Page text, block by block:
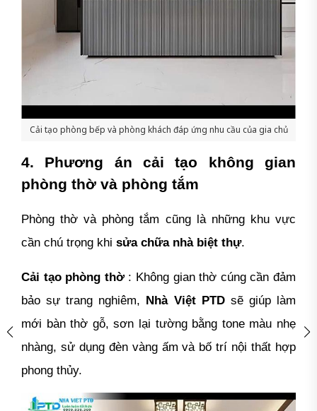
Cải tạo phòng bếp và phòng khách đáp ứng nhu cầu của gia chủ
4. Phương án cải tạo không gian
phòng thờ và phòng tắm
Phòng thờ và phòng tắm cũng là những khu vực
cần chú trọng khi sửa chữa nhà biệt thự.
Cải tạo phòng thờ : Không gian thờ cúng cần đảm
bảo sự trang nghiêm, Nhà Việt PTDsẽ giúp làm
mới bàn thờ gỗ, sơn lại tường bằng tone màu nhẹ
nhàng, sử dụng đèn vàng ấm và bố trí nội thất hợp
phong thủy.